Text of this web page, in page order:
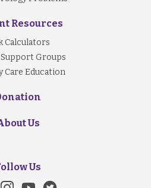
Resources
Calculators
Groups
Care Education
Us
Us